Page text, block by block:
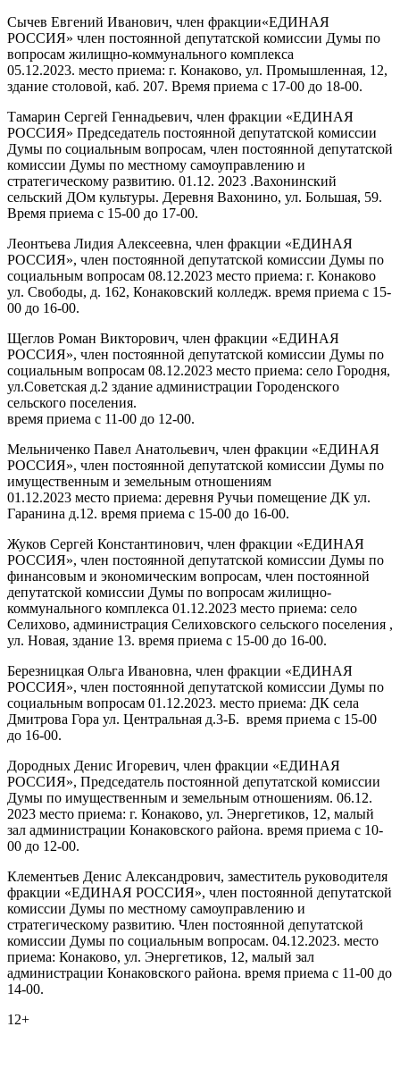
Сычев Евгений Иванович, член фракции«ЕДИНАЯ
РОССИЯ» член постоянной депутатской комиссии Думы по
вопросам жилищно-коммунального комплекса
05.12.2023. место приема: г. Конаково, ул. Промышленная, 12,
здание столовой, каб. 207. Время приема с 17-00 до 18-00.
Тамарин Сергей Геннадьевич, член фракции «ЕДИНАЯ
РОССИЯ» Председатель постоянной депутатской комиссии
Думы по социальным вопросам, член постоянной депутатской
комиссии Думы по местному самоуправлению и
стратегическому развитию. 01.12. 2023 .Вахонинский
сельский ДОм культуры. Деревня Вахонино, ул. Большая, 59.
Время приема с 15-00 до 17-00.
Леонтьева Лидия Алексеевна, член фракции «ЕДИНАЯ
РОССИЯ», член постоянной депутатской комиссии Думы по
социальным вопросам 08.12.2023 место приема: г. Конаково
ул. Свободы, д. 162, Конаковский колледж. время приема с 15-
00 до 16-00.
Щеглов Роман Викторович, член фракции «ЕДИНАЯ
РОССИЯ», член постоянной депутатской комиссии Думы по
социальным вопросам 08.12.2023 место приема: село Городня,
ул.Советская д.2 здание администрации Городенского
сельского поселения.
время приема с 11-00 до 12-00.
Мельниченко Павел Анатольевич, член фракции «ЕДИНАЯ
РОССИЯ», член постоянной депутатской комиссии Думы по
имущественным и земельным отношениям
01.12.2023 место приема: деревня Ручьи помещение ДК ул.
Гаранина д.12. время приема с 15-00 до 16-00.
Жуков Сергей Константинович, член фракции «ЕДИНАЯ
РОССИЯ», член постоянной депутатской комиссии Думы по
финансовым и экономическим вопросам, член постоянной
депутатской комиссии Думы по вопросам жилищно-
коммунального комплекса 01.12.2023 место приема: село
Селихово, администрация Селиховского сельского поселения ,
ул. Новая, здание 13. время приема с 15-00 до 16-00.
Березницкая Ольга Ивановна, член фракции «ЕДИНАЯ
РОССИЯ», член постоянной депутатской комиссии Думы по
социальным вопросам 01.12.2023. место приема: ДК села
Дмитрова Гора ул. Центральная д.3-Б. время приема с 15-00
до 16-00.
Дородных Денис Игоревич, член фракции «ЕДИНАЯ
РОССИЯ», Председатель постоянной депутатской комиссии
Думы по имущественным и земельным отношениям. 06.12.
2023 место приема: г. Конаково, ул. Энергетиков, 12, малый
зал администрации Конаковского района. время приема с 10-
00 до 12-00.
Клементьев Денис Александрович, заместитель руководителя
фракции «ЕДИНАЯ РОССИЯ», член постоянной депутатской
комиссии Думы по местному самоуправлению и
стратегическому развитию. Член постоянной депутатской
комиссии Думы по социальным вопросам. 04.12.2023. место
приема: Конаково, ул. Энергетиков, 12, малый зал
администрации Конаковского района. время приема с 11-00 до
14-00.
12+